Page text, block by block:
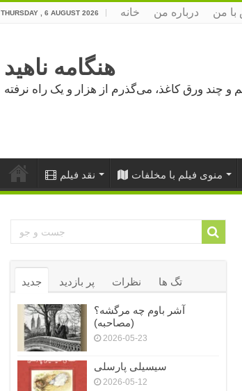
THURSDAY , 6 AUGUST 2026 خانه درباره من با من
هنگامه ناهید
نقد فیلم منوی فیلم با مخلفات
جدید پر بازدید نظرات تگ ها
آشر باوم چه مرگشه؟
(مصاحبه)
2026-05-23
سیسیلی پارسلی
2026-05-12